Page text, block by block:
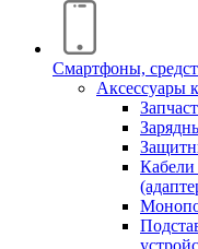
Смартфоны,
Аксессуары
Кабели